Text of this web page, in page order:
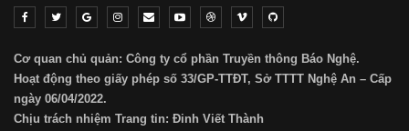
Cơ quan chủ quản: Công ty cổ phần Truyền thông Báo Nghệ.
Hoạt động theo giấy phép số 33/GP-TTĐT, Sở TTTT Nghệ An – Cấp
ngày 06/04/2022.
Chịu trách nhiệm Trang tin: Đinh Viết Thành